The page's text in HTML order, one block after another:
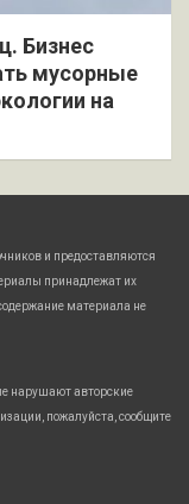
Бизнес
мусорные
на
и предоставляются
принадлежат их
материала не
нарушают авторские
пожалуйста, сообщите